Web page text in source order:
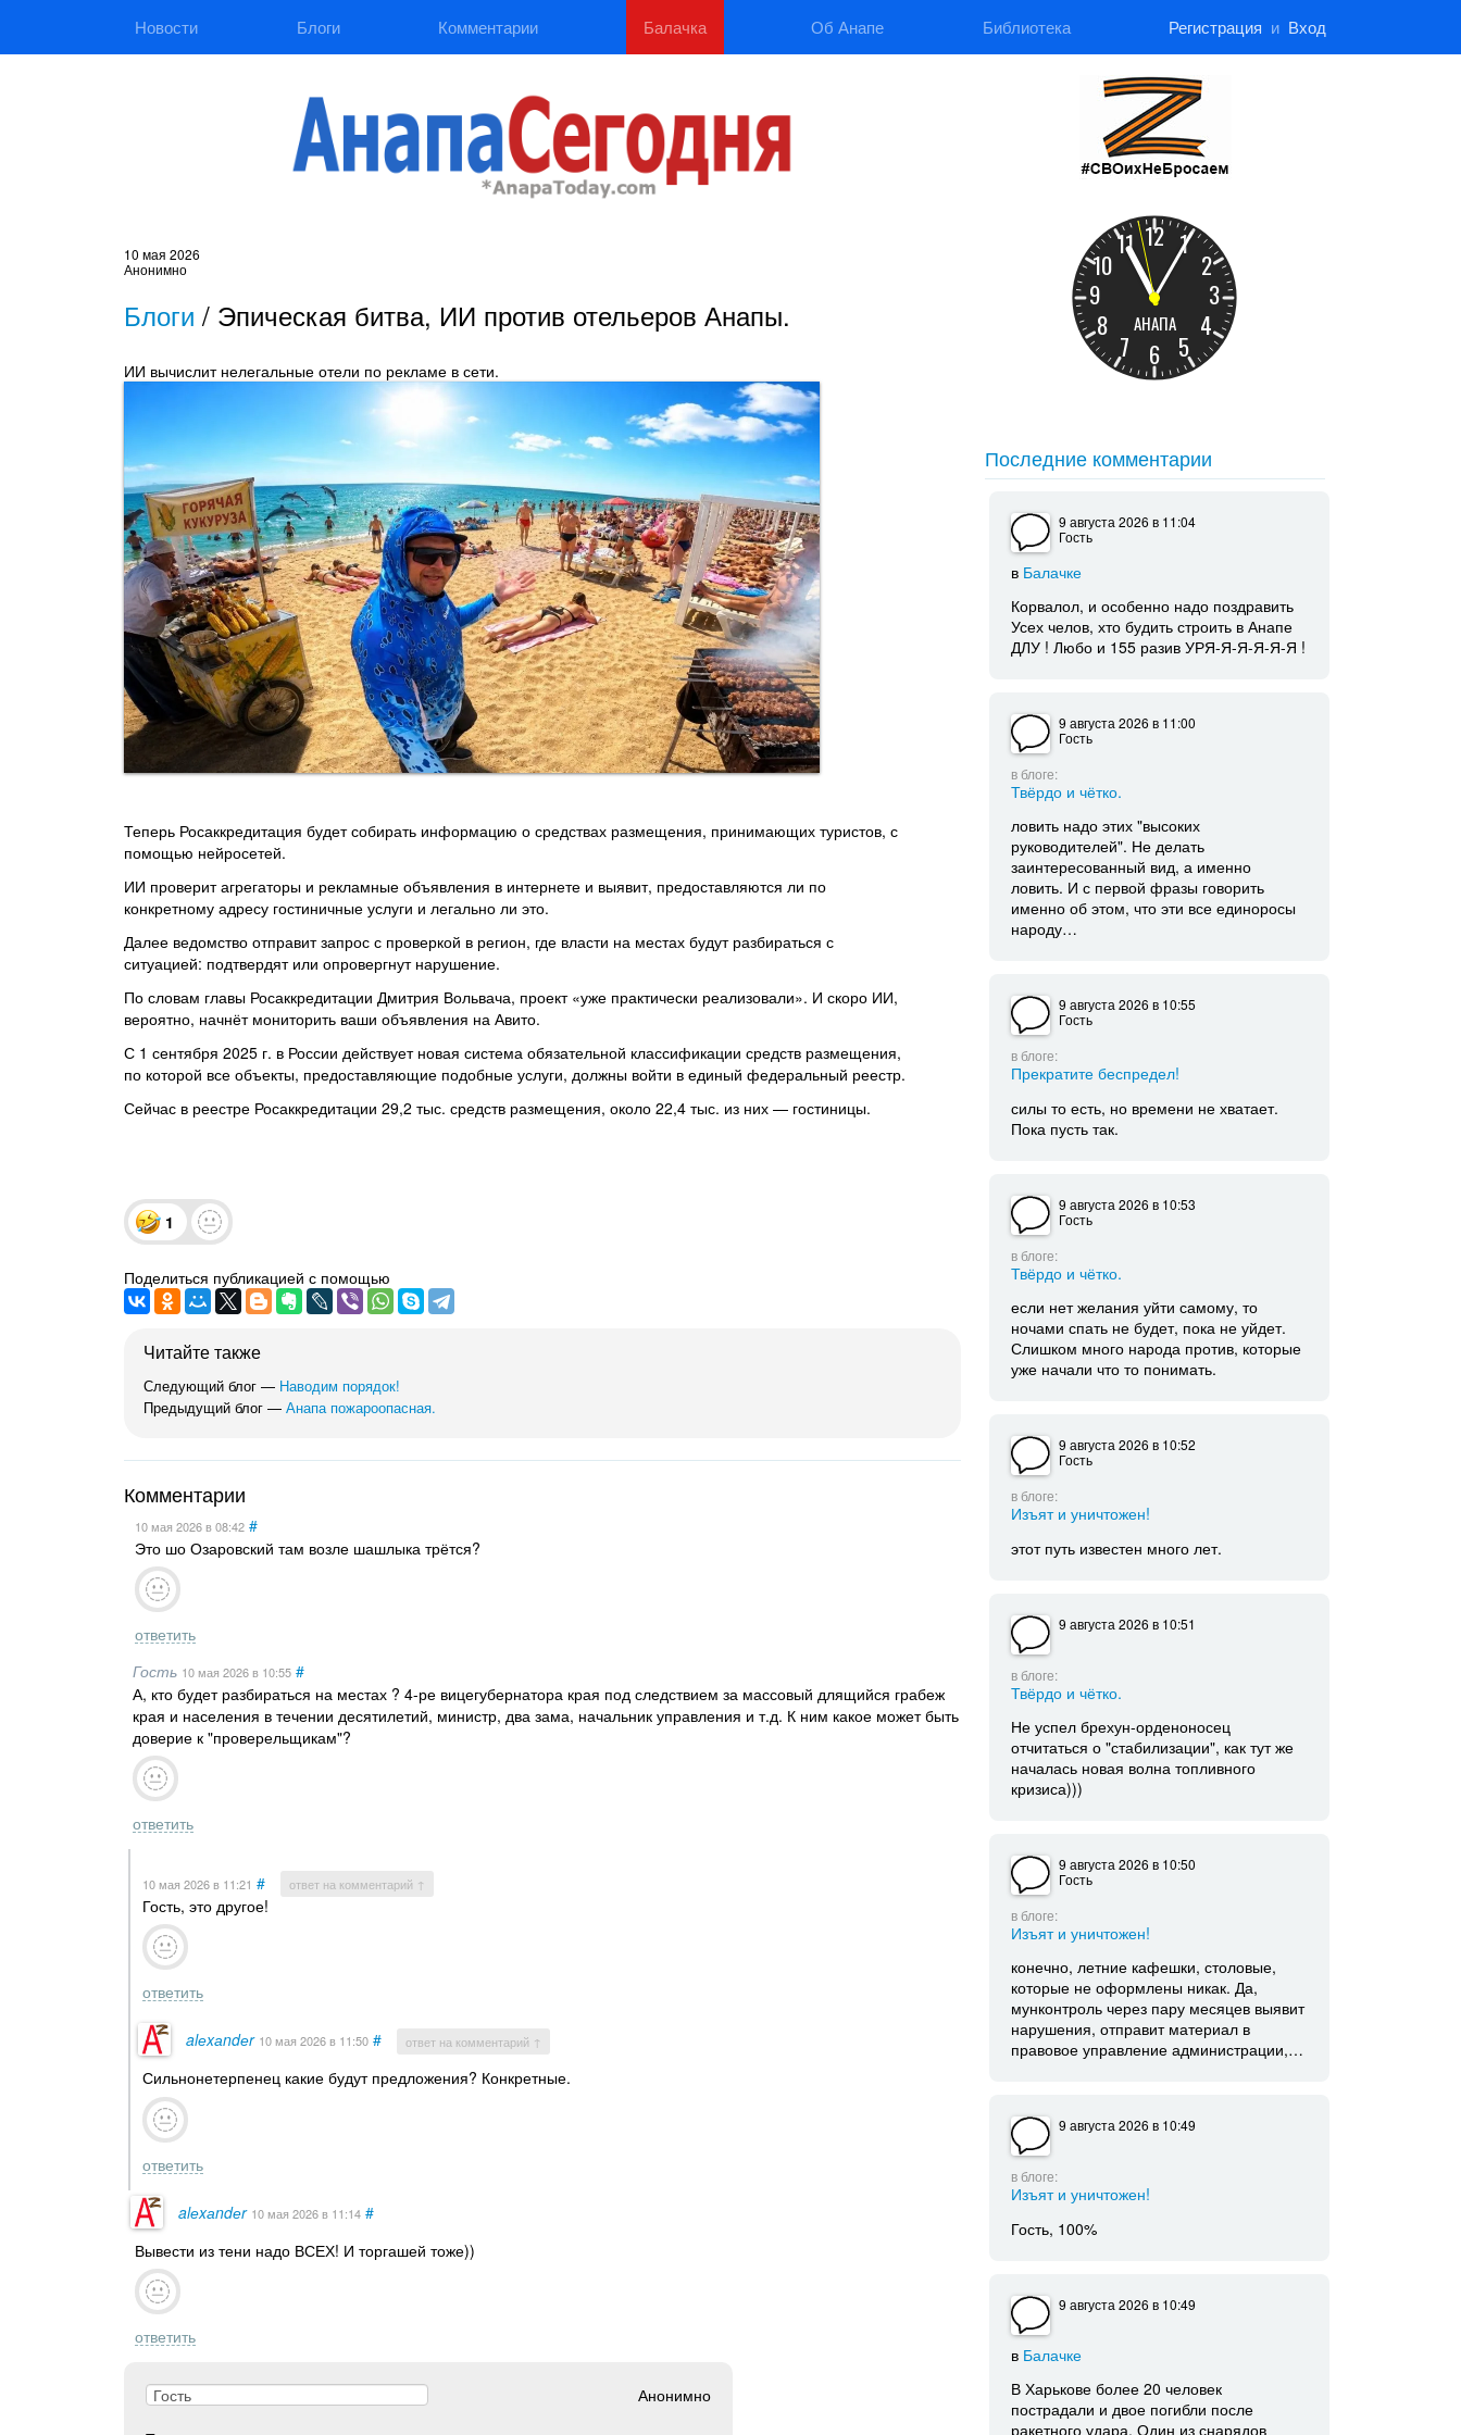
Новости Блоги Комментарии Балачка Об Анапе Библиотека Регистрация и Вход
10 мая 2026
Анонимно
Блоги / Эпическая битва, ИИ против отельеров Анапы.
ИИ вычислит нелегальные отели по рекламе в сети.
Теперь Росаккредитация будет собирать информацию о средствах размещения, принимающих туристов, с
помощью нейросетей.
ИИ проверит агрегаторы и рекламные объявления в интернете и выявит, предоставляются ли по
конкретному адресу гостиничные услуги и легально ли это.
Далее ведомство отправит запрос с проверкой в регион, где власти на местах будут разбираться с
ситуацией: подтвердят или опровергнут нарушение.
По словам главы Росаккредитации Дмитрия Вольвача, проект «уже практически реализовали». И скоро ИИ,
вероятно, начнёт мониторить ваши объявления на Авито.
С 1 сентября 2025 г. в России действует новая система обязательной классификации средств размещения,
по которой все объекты, предоставляющие подобные услуги, должны войти в единый федеральный реестр.
Сейчас в реестре Росаккредитации 29,2 тыс. средств размещения, около 22,4 тыс. из них — гостиницы.
1
Поделиться публикацией с помощью
Читайте также
Следующий блог — Наводим порядок!
Предыдущий блог — Анапа пожароопасная.
Комментарии
10 мая 2026в 08:42 #
Это шо Озаровский там возле шашлыка трётся?
ответить
Гость 10 мая 2026в 10:55 #
А, кто будет разбираться на местах ? 4-ре вицегубернатора края под следствием за массовый длящийся грабеж
края и населения в течении десятилетий, министр, два зама, начальник управления и т.д. К ним какое может быть
доверие к "проверельщикам"?
ответить
10 мая 2026в 11:21 # ответ на комментарий ↑
Гость, это другое!
ответить
alеxаndеr 10 мая 2026в 11:50 # ответ на комментарий ↑
Сильнонетерпенец какие будут предложения? Конкретные.
ответить
alеxаndеr 10 мая 2026в 11:14 #
Вывести из тени надо ВСЕХ! И торгашей тоже))
ответить
Анонимно
Последние комментарии
9 августа 2026в 11:04
Гость
в Балачке
Корвалол, и особенно надо поздравить
Усех челов, хто будить строить в Анапе
ДЛУ ! Любо и 155 разив УРЯ-Я-Я-Я-Я-Я !
9 августа 2026в 11:00
Гость
в блоге:
Твёрдо и чётко.
ловить надо этих "высоких
руководителей". Не делать
заинтересованный вид, а именно
ловить. И с первой фразы говорить
именно об этом, что эти все единоросы
народу…
9 августа 2026в 10:55
Гость
в блоге:
Прекратите беспредел!
силы то есть, но времени не хватает.
Пока пусть так.
9 августа 2026в 10:53
Гость
в блоге:
Твёрдо и чётко.
если нет желания уйти самому, то
ночами спать не будет, пока не уйдет.
Слишком много народа против, которые
уже начали что то понимать.
9 августа 2026в 10:52
Гость
в блоге:
Изъят и уничтожен!
этот путь известен много лет.
9 августа 2026в 10:51
в блоге:
Твёрдо и чётко.
Не успел брехун-орденоносец
отчитаться о "стабилизации", как тут же
началась новая волна топливного
кризиса)))
9 августа 2026в 10:50
Гость
в блоге:
Изъят и уничтожен!
конечно, летние кафешки, столовые,
которые не оформлены никак. Да,
мунконтроль через пару месяцев выявит
нарушения, отправит материал в
правовое управление администрации,…
9 августа 2026в 10:49
в блоге:
Изъят и уничтожен!
Гость, 100%
9 августа 2026в 10:49
в Балачке
В Харькове более 20 человек
пострадали и двое погибли после
ракетного удара. Один из снарядов